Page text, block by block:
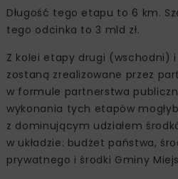
Długość tego etapu to 6 km.
tego odcinka to 3 mld zł.
Z kolei etapy drugi (wschodni)
zostaną zrealizowane przez
w formule partnerstwa
wykonania tych etapów
z dominującym udziałem
w układzie: budżet państwa,
prywatnego i środki Gminy